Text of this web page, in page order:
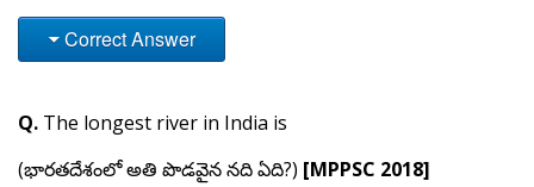
Correct Answer
Q. The longest river in India is
(భారతదేశంలో అతి పొడవైన నది ఏది?) [MPPSC 2018]